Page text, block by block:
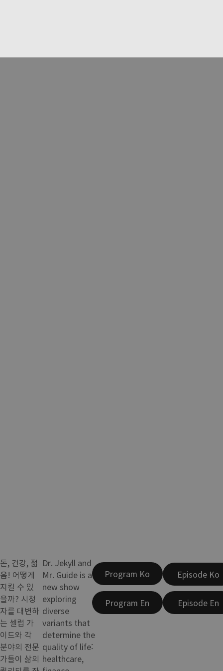
돈, 건강, 젊
음! 어떻게
지킬 수 있
을까? 시청
자를 대변하
는 셀럽 가
이드와 각
분야의 전문
가들이 삶의
Dr. Jekyll and
Mr. Guide is a
new show
exploring
diverse
variants that
determine the
quality of life:
healthcare,
Program Ko
Program En
Episode Ko
Episode En